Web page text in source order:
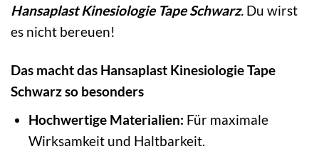
Hansaplast Kinesiologie Tape Schwarz. Du wirst
es nicht bereuen!
Das macht das Hansaplast Kinesiologie Tape
Schwarz so besonders
Hochwertige Materialien: Für maximale
Wirksamkeit und Haltbarkeit.